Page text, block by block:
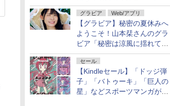
総選挙」の一般投票結果を発
表グラビア Web/アプリ
【グラビア】秘密の夏休みへ
ようこそ！山本栞さんのグラ
ビア「秘密は涼風に揺れて」
がヤングアニマルWebで公開
セール
【Kindleセール】「ドッジ弾
子」「バトゥーキ」「巨人の
星」などスポーツマンガが実